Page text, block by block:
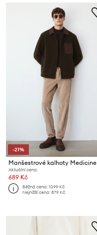
-21%
Manšestrové kalhoty Medicine
Aktuální cena:
689 Kč
Běžná cena:1099 Kč
Nejnižší cena:879 Kč